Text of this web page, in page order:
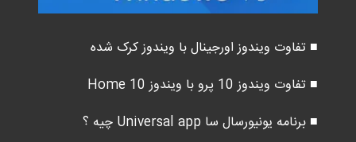
■ تفاوت ویندوز اورجینال با ویندوز کرک شده
■ تفاوت ویندوز 10 پرو با ویندوز 10 Home
■ برنامه یونیورسال سا Universal app چیه ؟